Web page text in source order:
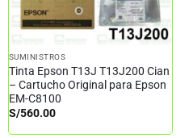
SUMINISTROS
Tinta Epson T13J T13J200 Cian
– Cartucho Original para Epson
EM-C8100
S/560.00